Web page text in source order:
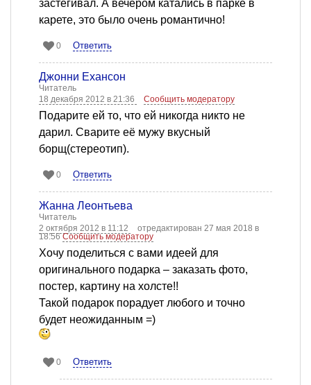
застегивал. А вечером катались в парке в
карете, это было очень романтично!
0 Ответить
Джонни Ёхансон
Читатель
18 декабря 2012 в 21:36
Сообщить модератору
Подарите ей то, что ей никогда никто не
дарил. Сварите её мужу вкусный
борщ(стереотип).
0 Ответить
Жанна Леонтьева
Читатель
2 октября 2012 в 11:12
отредактирован 27 мая 2018 в
18:56Сообщить модератору
Хочу поделиться с вами идеей для
оригинального подарка – заказать фото,
постер, картину на холсте!!
Такой подарок порадует любого и точно
будет неожиданным =)
0 Ответить